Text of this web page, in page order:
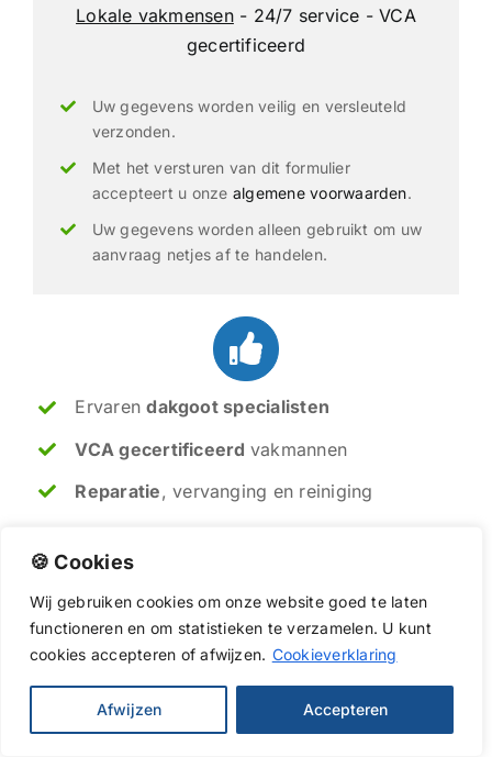
🍪 Cookies
Wij gebruikencookiesomonzewebsitegoedte laten
functionerenen om statistieken teverzamelen. U kunt
cookies accepteren of afwijzen. Cookieverklaring
Afwijzen Accepteren
Lokale vakmensen- 24/7 service - VCA
gecertificeerd
Uw gegevens worden veilig en versleuteld
verzonden.
Met het versturen van dit formulier
accepteert u onze algemene voorwaarden.
Uw gegevens worden alleen gebruikt om uw
aanvraag netjes af te handelen.
Ervarendakgoot specialisten
VCA gecertificeerd vakmannen
Reparatie, vervanging en reiniging
Soms is een kleine reparatie genoeg, soms
is vervanging van de dakgoten de beste
oplossing. Met meer dan 20 jaar ervaring
geven ik en mijn collega's u altijd een
eerlijk advies, zodat uw dakgoten weer
jarenlang meegaan.